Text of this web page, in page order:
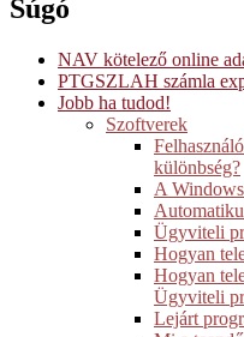
Súgó
NAV kötelező online
PTGSZLAH számla
Jobb ha tudod!
Szoftverek
különbség?
A
Ügyviteli
Hogyan
Hogyan
Ügyviteli
Lejárt